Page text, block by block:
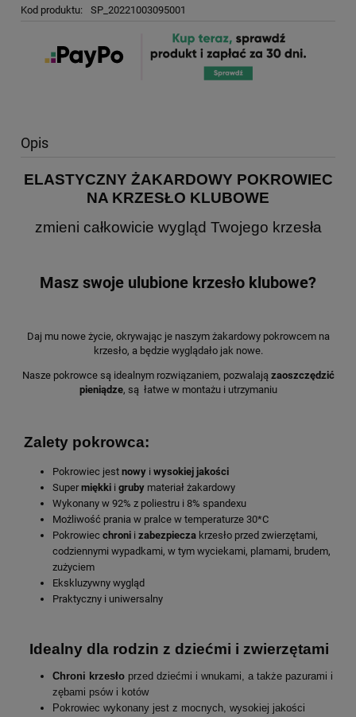
Kod produktu: SP_20221003095001
Opis
ELASTYCZNY ŻAKARDOWY POKROWIEC
NA KRZESŁO KLUBOWE
zmieni całkowicie wygląd Twojego krzesła
Masz swoje ulubione krzesło klubowe?
Daj mu nowe życie, okrywając je naszym żakardowy pokrowcem na
krzesło, a będzie wyglądało jak nowe.
Nasze pokrowce są idealnym rozwiązaniem, pozwalają zaoszczędzić
pieniądze, są łatwe w montażu i utrzymaniu
Zalety pokrowca:
Pokrowiec jest nowy i wysokiej jakości
Super miękki i gruby materiał żakardowy
Wykonany w 92% z poliestru i 8% spandexu
Możliwość prania w pralce w temperaturze 30*C
Pokrowiec chroni i zabezpiecza krzesło przed zwierzętami,
codziennymi wypadkami, w tym wyciekami, plamami, brudem,
zużyciem
Ekskluzywny wygląd
Praktyczny i uniwersalny
Idealny dla rodzin z dziećmi i zwierzętami
Chroni krzesło przed dziećmi i wnukami, a także pazurami i
zębami psów i kotów
Pokrowiec wykonany jest z mocnych, wysokiej jakości